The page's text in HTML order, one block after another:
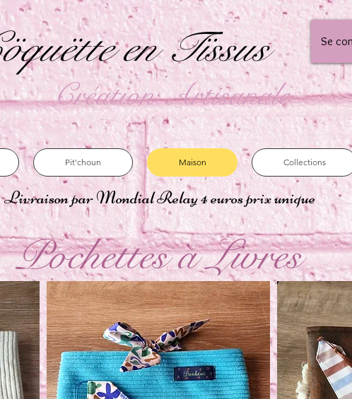
en Tïssus Se
Création Artisanale
Pit'choun Maison Collections
Livraison par Mondial Relay 4 euros prix unique
Pochettes à Livres